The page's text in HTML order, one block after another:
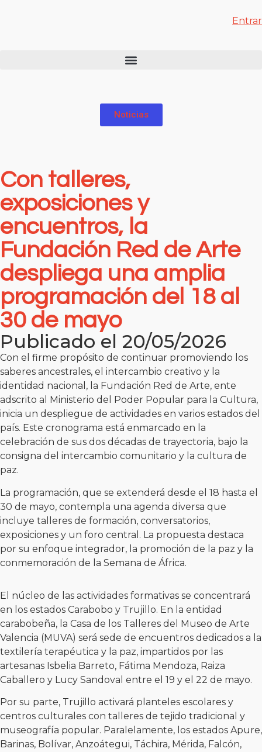
Entrar
Noticias
Con talleres,
exposiciones y
encuentros, la
Fundación Red de Arte
despliega una amplia
programación del 18 al
30 de mayo
Publicado el 20/05/2026
Con el firme propósito de continuar promoviendo los
saberes ancestrales, el intercambio creativo y la
identidad nacional, la Fundación Red de Arte, ente
adscrito al Ministerio del Poder Popular para la Cultura,
inicia un despliegue de actividades en varios estados del
país. Este cronograma está enmarcado en la
celebración de sus dos décadas de trayectoria, bajo la
consigna del intercambio comunitario y la cultura de
paz.
La programación, que se extenderá desde el 18 hasta el
30 de mayo, contempla una agenda diversa que
incluye talleres de formación, conversatorios,
exposiciones y un foro central. La propuesta destaca
por su enfoque integrador, la promoción de la paz y la
conmemoración de la Semana de África.
El núcleo de las actividades formativas se concentrará
en los estados Carabobo y Trujillo. En la entidad
carabobeña, la Casa de los Talleres del Museo de Arte
Valencia (MUVA) será sede de encuentros dedicados a la
textilería terapéutica y la paz, impartidos por las
artesanas Isbelia Barreto, Fátima Mendoza, Raiza
Caballero y Lucy Sandoval entre el 19 y el 22 de mayo.
Por su parte, Trujillo activará planteles escolares y
centros culturales con talleres de tejido tradicional y
museografía popular. Paralelamente, los estados Apure,
Barinas, Bolívar, Anzoátegui, Táchira, Mérida, Falcón,